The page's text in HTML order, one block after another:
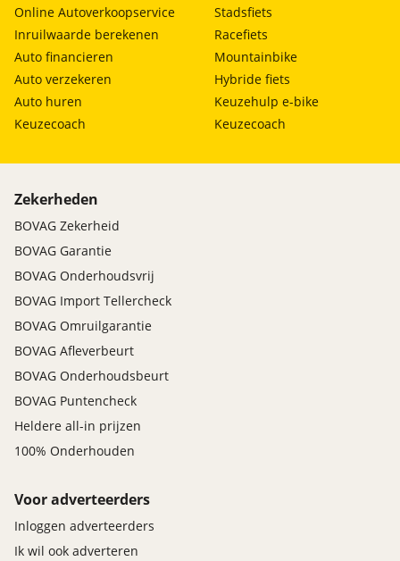
Online Autoverkoopservice
Inruilwaarde berekenen
Auto financieren
Auto verzekeren
Auto huren
Keuzecoach
Stadsfiets
Racefiets
Mountainbike
Hybride fiets
Keuzehulp e-bike
Keuzecoach
Zekerheden
BOVAG Zekerheid
BOVAG Garantie
BOVAG Onderhoudsvrij
BOVAG Import Tellercheck
BOVAG Omruilgarantie
BOVAG Afleverbeurt
BOVAG Onderhoudsbeurt
BOVAG Puntencheck
Heldere all-in prijzen
100% Onderhouden
Voor adverteerders
Inloggen adverteerders
Ik wil ook adverteren